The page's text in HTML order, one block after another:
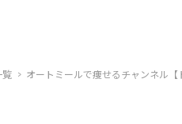
オートミールで痩せるチャンネル【